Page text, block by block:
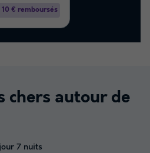
10 € remboursés
chers autour de
7 nuits